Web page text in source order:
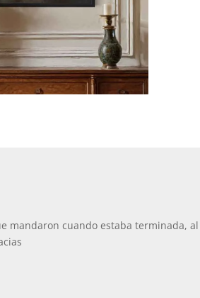
mandaron cuando estaba terminada,